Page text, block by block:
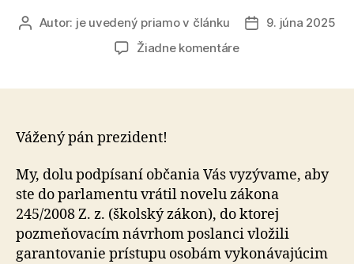
AutorAutor: je uvedený priamo v článku
Dátum
9. júna 2025
Žiadne komentárena
v
zdravotníckych
zariadeniach
garantovanej
novelou
školského
Vážený pán prezident!
My, dolu podpísaní občania Vás vyzývame, aby
ste do parlamentu vrátil novelu zákona
245/2008 Z. z. (školský zákon), do ktorej
pozmeňovacím návrhom poslanci vložili
garantovanie prístupu osobám vykonávajúcim